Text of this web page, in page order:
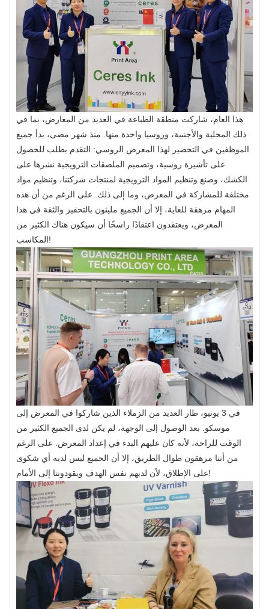
هذا العام، شاركت منطقة الطباعة في العديد من المعارض، بما في
ذلك المحلية والأجنبية، وروسيا واحدة منها. منذ شهر مضى، بدأ جميع
الموظفين في التحضير لهذا المعرض الروسي: التقدم بطلب للحصول
على تأشيرة روسية، وتصميم الملصقات الترويجية نشرها على
الكشك، وصنع وتنظيم المواد الترويجية لمنتجات شركتنا، وتنظيم مواد
مختلفة للمشاركة في المعرض، وما إلى ذلك. على الرغم من أن هذه
المهام مرهقة للغاية، إلا أن الجميع مليئون بالتحفيز والثقة في هذا
المعرض، ويعتقدون اعتقادًا راسخًا أن سيكون هناك الكثير من
المكاسب!
في 3 يونيو، طار العديد من الزملاء الذين شاركوا في المعرض إلى
موسكو. بعد الوصول إلى الوجهة، لم يكن لدى الجميع الكثير من
الوقت للراحة، لأنه كان عليهم البدء في إعداد المعرض. على الرغم
من أننا مرهقون طوال الطريق، إلا أن الجميع ليس لديه أي شكوى
على الإطلاق، لأن لديهم نفس الهدف ويقودوننا إلى الأمام!